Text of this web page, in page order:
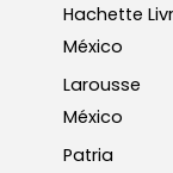
Hachette
México
Larousse
México
Patria